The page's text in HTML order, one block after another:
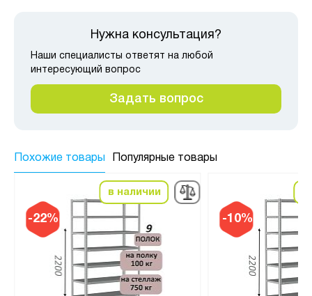
Нужна консультация?
Наши специалисты ответят на любой
интересующий вопрос
Задать вопрос
Похожие товары Популярные товары
-22%
в наличии
-10%